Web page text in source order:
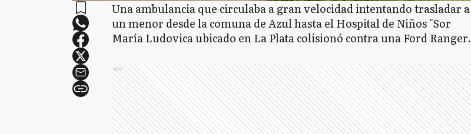
Una ambulancia que circulaba a gran velocidad intentando trasladar a
un menor desde la comuna de Azul hasta el Hospital de Niños "Sor
María Ludovica ubicado en La Plata colisionó contra una Ford Ranger.
Ads